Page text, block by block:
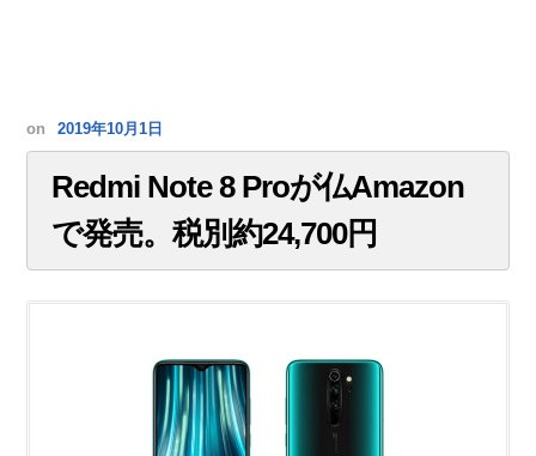
on 2019年10月1日
Redmi Note 8 Proが仏Amazon
で発売。税別約24,700円